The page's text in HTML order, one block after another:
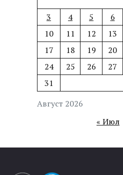
Август 2026
3
4 5 6
10
11 12 13
17
18 19 20
24
25 26 27
31
« Июл